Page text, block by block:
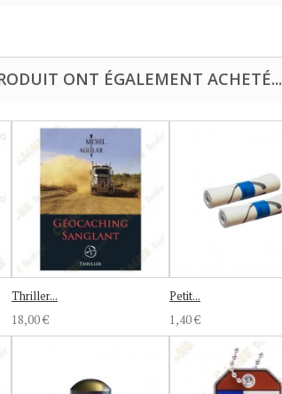
ONT ÉGALEMENT ACHETÉ...
Thriller...
18,00 €
Petit...
1,40 €